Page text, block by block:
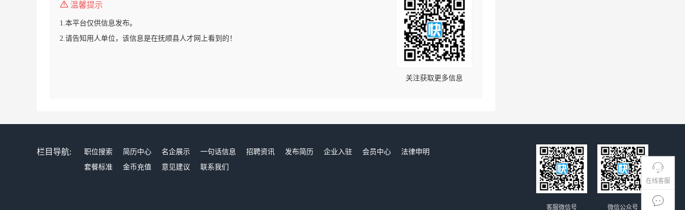
在线客服
温馨提示
1.本平台仅供信息发布。
2.请告知用人单位，该信息是在抚顺县人才网上看到的！
关注获取更多信息
栏目导航: 职位搜索 简历中心 名企展示 一句话信息 招聘资讯 发布简历 企业入驻 会员中心
法律申明
套餐标准
金币充值 意见建议 联系我们
微信公众号
客服微信号